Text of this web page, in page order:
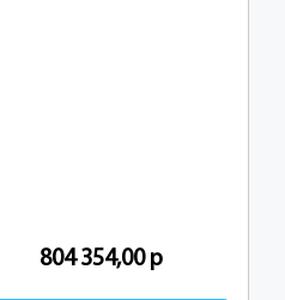
804 354,00 р